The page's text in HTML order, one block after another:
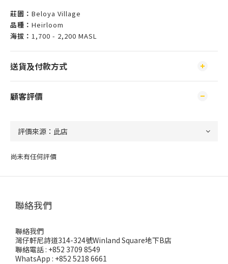
莊園： Beloya Village
品種： Heirloom
海拔： 1,700 - 2,200 MASL
送貨及付款方式
顧客評價
尚未有任何評價
聯絡我們
聯絡我們
灣仔軒尼詩道314-324號Winland Square地下B店
聯絡電話 : +852 3709 8549
WhatsApp : +852 5218 6661